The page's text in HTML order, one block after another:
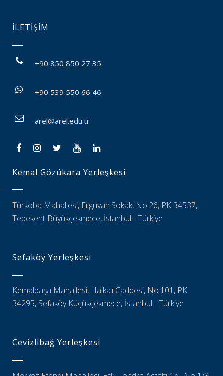
İLETİŞİM
+90 850 850 27 35
+90 539 550 66 46
arel@arel.edu.tr
Kemal Gözükara Yerleşkesi
Türkoba Mahallesi, Erguvan Sokak, No:26, PK 34537,
Tepekent Büyükçekmece, İstanbul - Türkiye
Sefaköy Yerleşkesi
Kemalpaşa Mahallesi, Halkalı Caddesi, No:101, PK
34295, Sefaköy Küçükçekmece, İstanbul - Türkiye
Cevizlibağ Yerleşkesi